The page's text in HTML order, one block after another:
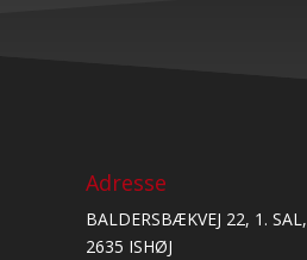
Adresse
BALDERSBÆKVEJ 22, 1. SAL,
2635 ISHØJ